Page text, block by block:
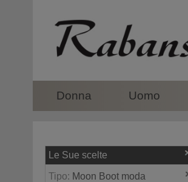
Donna Uomo
Le Sue scelte
Tipo: Moon Boot moda